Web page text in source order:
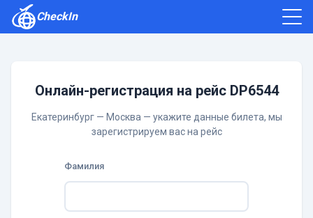
CheckIn
Онлайн-регистрация на рейс DP6544
Екатеринбург — Москва — укажите данные билета, мы
зарегистрируем вас на рейс
Фамилия